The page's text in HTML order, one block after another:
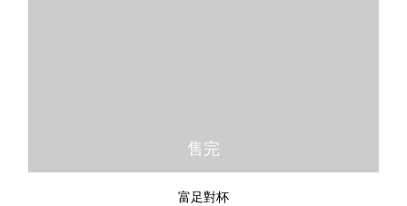
售完
富足對杯